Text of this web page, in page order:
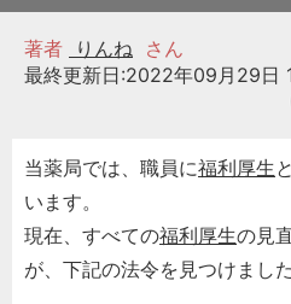
著者 りんね さん
最終更新日:2022年09月29日
当薬局では、職員に福利厚生
います。
現在、すべての福利厚生の見
が、下記の法令を見つけました